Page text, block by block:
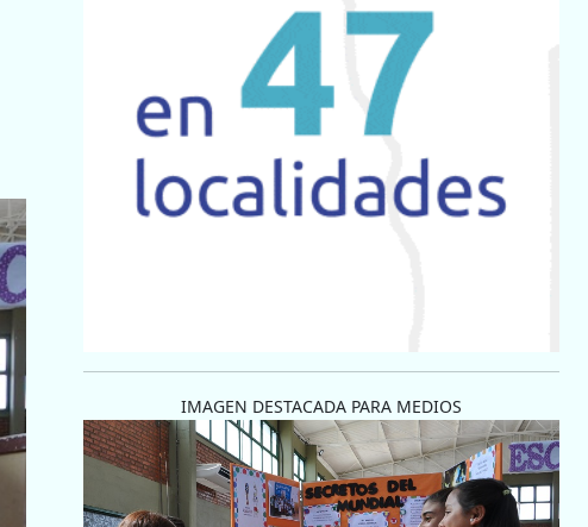
IMAGEN DESTACADA PARA MEDIOS